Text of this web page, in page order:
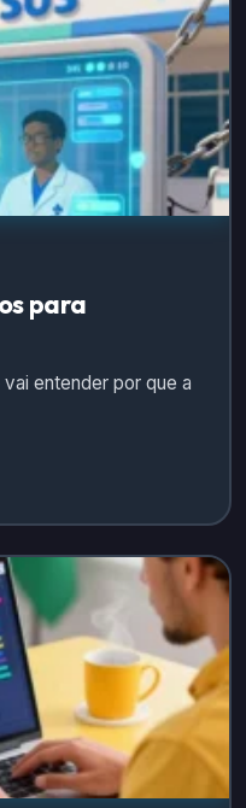
para
entender por que a